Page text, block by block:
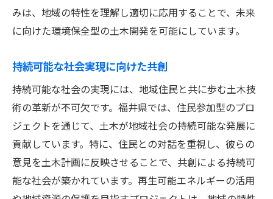
みは、地域の特性を理解し適切に応用することで、未来
に向けた環境保全型の土木開発を可能にしています。
持続可能な社会実現に向けた共創
持続可能な社会の実現には、地域住民と共に歩む土木技
術の革新が不可欠です。福井県では、住民参加型のプロ
ジェクトを通じて、土木が地域社会の持続可能な発展に
貢献しています。特に、住民との対話を重視し、彼らの
意見を土木計画に反映させることで、共創による持続可
能な社会が築かれています。再生可能エネルギーの活用